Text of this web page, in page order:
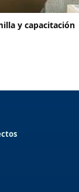
y capacitación